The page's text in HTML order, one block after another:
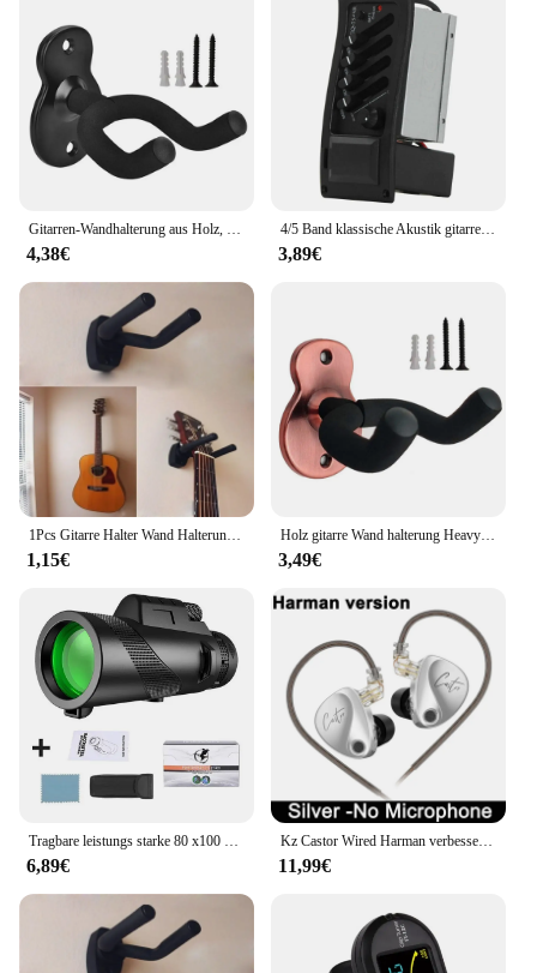
Gitarren-Wandhalterung aus Holz, robust, einzigartiges Design, gebogener Ukulelen-Haken, Bass-Aufbewahrung, Akustik- und E-Gitarren-Rack-Halterung
4,38€
4/5 Band klassische Akustik gitarre Pickup Musik instrument Zubehör EQ Equalizer Preamp mit Lautstärke Mitte Höhen bass steuerung
3,89€
1Pcs Gitarre Halter Wand Halterung Ständer Teile und Zubehör Hause Instrument Display Gitarren Haken Wand Kleiderbügel Gitarre Picks
1,15€
Holz gitarre Wand halterung Heavy Duty einzigartiges Design gebogen Ukulele Haken Bass Lagerung akustische E-Gitarre Rack Halterung
3,49€
Tragbare leistungs starke 80 x100 hd Mon okular 50000m Teleskop Langstrecken zoom mit Stativ Telefon clip für Outdoor-Jagd Camping Tourismus
6,89€
Kz Castor Wired Harman verbesserte Bass Hifi Kopfhörer 2 dynamische abstimm bare Balance Monitor Kopfhörer iem Kopfhörer Musik Sport Ohrhörer
11,99€